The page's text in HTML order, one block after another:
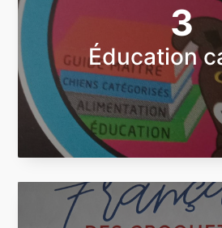
3
Éducation